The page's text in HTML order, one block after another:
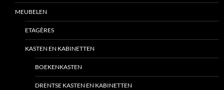
MEUBELEN
ETAGÈRES
KASTEN EN KABINETTEN
BOEKENKASTEN
DRENTSE KASTEN EN KABINETTEN